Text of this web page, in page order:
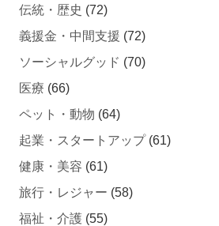
伝統・歴史 (72)
義援金・中間支援 (72)
ソーシャルグッド (70)
医療 (66)
ペット・動物 (64)
起業・スタートアップ(61)
健康・美容 (61)
旅行・レジャー (58)
福祉・介護 (55)